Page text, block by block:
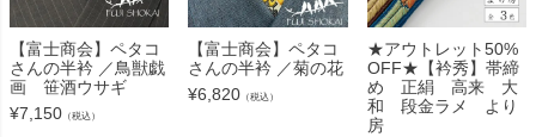
【富士商会】ペタコ
さんの半衿 ／鳥獣戯
画 笹酒ウサギ
¥7,150 （税込）
【富士商会】ペタコ
さんの半衿 ／菊の花
¥6,820 （税込）
★アウトレット50%
OFF★【衿秀】帯締
め 正絹 高来 大
和 段金ラメ より
房